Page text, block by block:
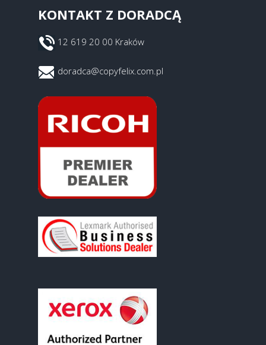
KONTAKT Z DORADCĄ
12 619 20 00 Kraków
doradca@copyfelix.com.pl